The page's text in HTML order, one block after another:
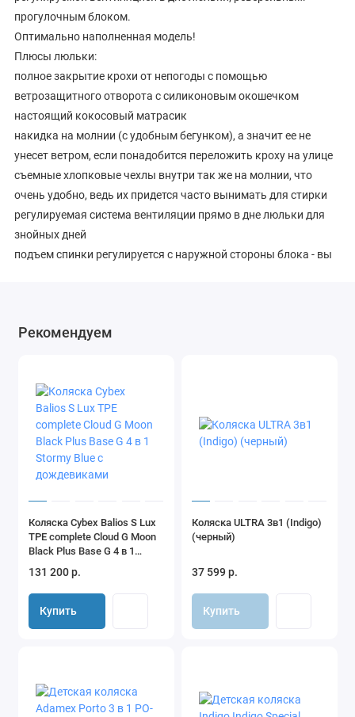
прогулочным блоком.
Оптимально наполненная модель!
Плюсы люльки:
полное закрытие крохи от непогоды с помощью
ветрозащитного отворота с силиконовым окошечком
настоящий кокосовый матрасик
накидка на молнии (с удобным бегунком), а значит ее не
унесет ветром, если понадобится переложить кроху на улице
съемные хлопковые чехлы внутри так же на молнии, что
очень удобно, ведь их придется часто вынимать для стирки
регулируемая система вентиляции прямо в дне люльки для
знойных дней
подъем спинки регулируется с наружной стороны блока - вы
Плюсы прогулочного блока:
реверсивный блок - устанавливается лицом к маме/лицом к
миру
внутри блок полностью закрыт - не бойтесь, что кроху
продует
вторая подножка - когда малыш подрастет, то сможет
положение
большое вентиляционное окно в капюшоне
съемный матрасик подарит дополнительный комфорт
Вас приятно удивят:
снятие и установка блоков одним движением (система one
click move)
мягкий, плавный ход, характерный для колясок на
классической раме
Рекомендуем
Коляска Cybex Balios S Lux
TPE complete Cloud G Moon
Black Plus Base G 4 в 1
131 200 р.
Купить
Коляска ULTRA 3в1 (Indigo)
(черный)
37 599 р.
Купить